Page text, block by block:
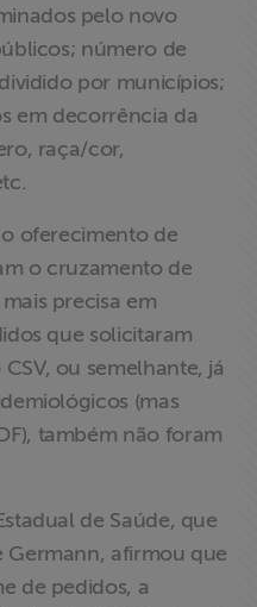
pelo novo
número de
por municípios;
em decorrência da
raça/cor,
oferecimento de
o cruzamento de
precisa em
que solicitaram
ou semelhante, já
(mas
também não foram
de Saúde, que
Germann, afirmou que
de pedidos, a